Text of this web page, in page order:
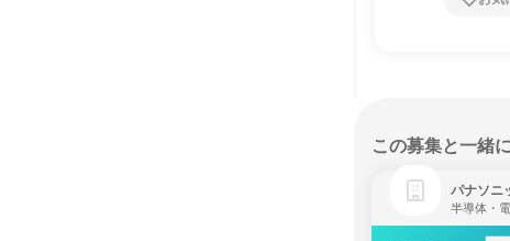
この募集と一緒
パナソニ
半導体・